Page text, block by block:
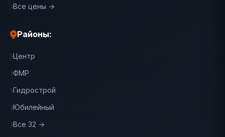
Все цены →
Районы:
Центр
ФМР
Гидрострой
Юбилейный
Все 32 →